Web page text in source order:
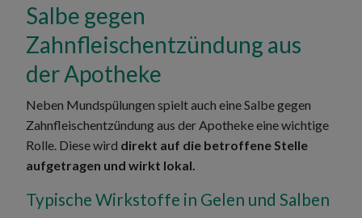
Salbe gegen
Zahnfleischentzündung aus
der Apotheke
Neben Mundspülungen spielt auch eine Salbe gegen
Zahnfleischentzündung aus der Apotheke eine wichtige
Rolle. Diese wird direkt auf die betroffene Stelle
aufgetragen und wirkt lokal.
Typische Wirkstoffe in Gelen und Salben